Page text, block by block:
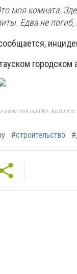
моя комната.
Едва не погиб,
заметили ошибку, выделите
#строительство